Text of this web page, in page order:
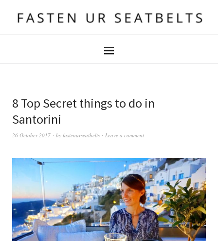
8 Top Secret things to do in
Santorini
26 October 2017 by fastenurseatbelts Leave a comment